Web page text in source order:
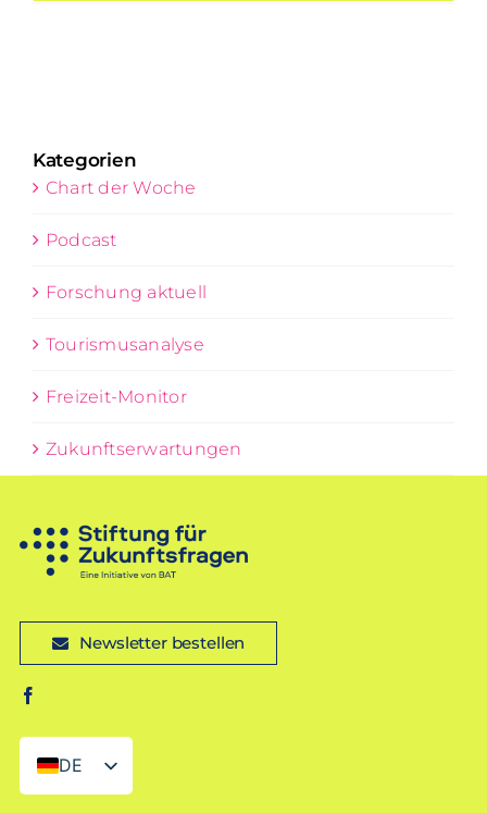
Kategorien
Chart der Woche
Podcast
Forschung aktuell
Tourismusanalyse
Freizeit-Monitor
Zukunftserwartungen
Newsletter bestellen
DE
EN